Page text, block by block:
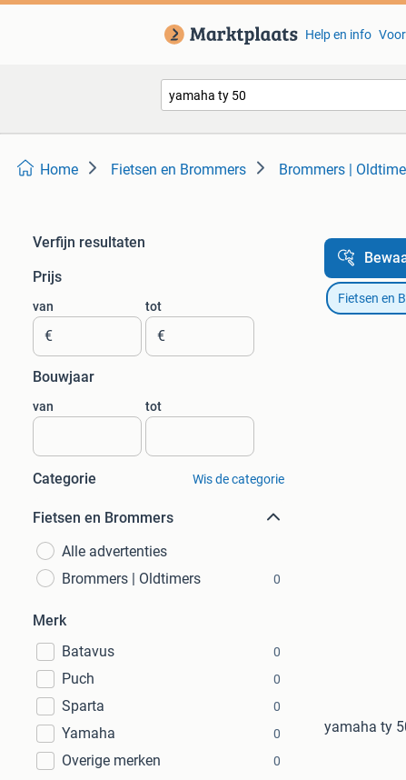
Help en info
Home Fietsen en Brommers Brommers |
Verfijn resultaten
Prijs
van
€
tot
€
Bouwjaar
van tot
Categorie Wis de categorie
Fietsen en Brommers
Alle advertenties
Brommers | Oldtimers
0
Merk
Batavus
0
Puch 0
Sparta 0
Yamaha 0
Overige merken 0
Fietsen en
yamaha ty